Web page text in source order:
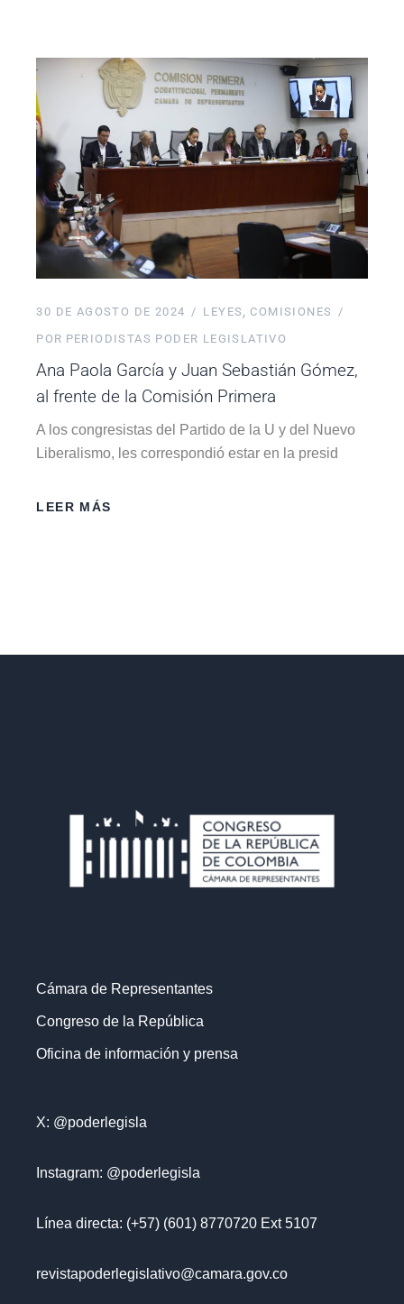
30 DE AGOSTO DE 2024 LEYES
COMISIONES
POR PERIODISTAS PODER LEGISLATIVO
Ana Paola García y Juan Sebastián Gómez,
al frente de la Comisión Primera
A los congresistas del Partido de la U y del Nuevo
Liberalismo, les correspondió estar en la presid
LEER MÁS
Cámara de Representantes
Congreso de la República
Oficina de información y prensa
X: @poderlegisla
Instagram: @poderlegisla
Línea directa: (+57) (601) 8770720 Ext 5107
revistapoderlegislativo@camara.gov.co